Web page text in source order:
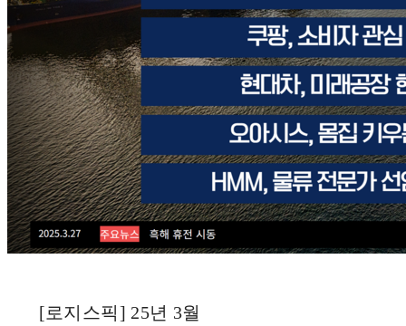
[로지스픽] 25년 3월